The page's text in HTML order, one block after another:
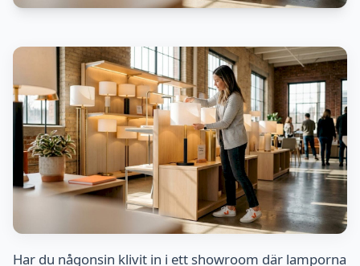
Har du någonsin klivit in i ett showroom där lamporna